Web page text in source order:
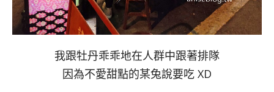
我跟牡丹乖乖地在人群中跟著排隊
因為不愛甜點的某兔說要吃 XD